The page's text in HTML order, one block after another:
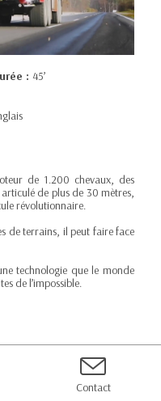
: 45’
de 1.200 chevaux, des
de plus de 30 mètres,
révolutionnaire.
de terrains, il peut faire face
technologie que le monde
de l’impossible.
Contact